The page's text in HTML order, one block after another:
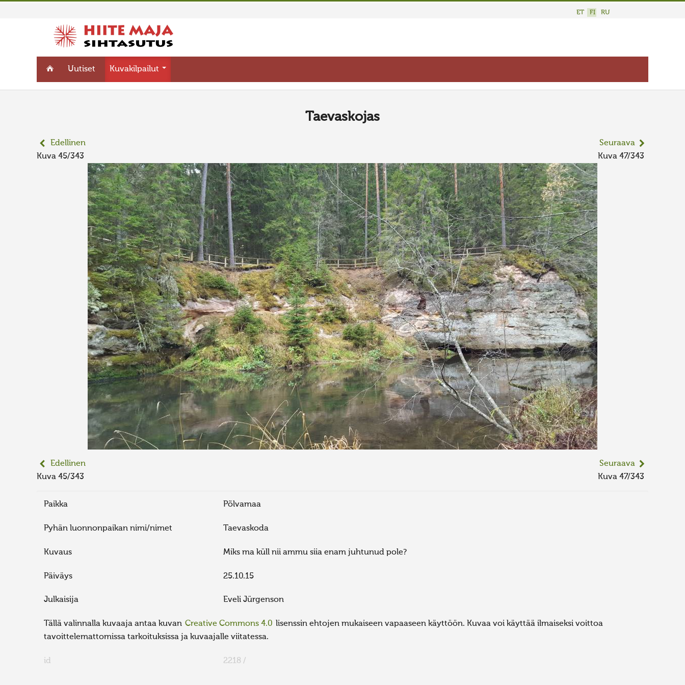
ET FI RU
Uutiset Kuvakilpailut
Taevaskojas
Edellinen
Kuva 45/343
Seuraava
Kuva 47/343
Edellinen
Kuva 45/343
Seuraava
Kuva 47/343
Paikka Põlvamaa
Pyhän luonnonpaikan nimi/nimet Taevaskoda
Kuvaus Miks ma küll nii ammu siia enam juhtunud pole?
Päiväys 25.10.15
Julkaisija Eveli Jürgenson
Tällä valinnalla kuvaaja antaa kuvan Creative Commons 4.0 lisenssin ehtojen mukaiseen vapaaseen käyttöön. Kuvaa voi käyttää ilmaiseksi voittoa
tavoittelemattomissa tarkoituksissa ja kuvaajalle viitatessa.
id 2218 /